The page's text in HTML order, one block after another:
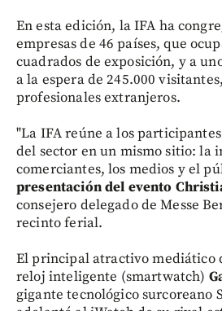
En esta edición, la IFA ha
empresas de 46 países, que
cuadrados de exposición, y a
a la espera de 245.000
profesionales extranjeros.
"La IFA reúne a los
del sector en un mismo sitio: la
comerciantes, los medios y el
presentación del evento
consejero delegado de Messe
recinto ferial.
El principal atractivo mediático
reloj inteligente (smartwatch)
gigante tecnológico surcoreano